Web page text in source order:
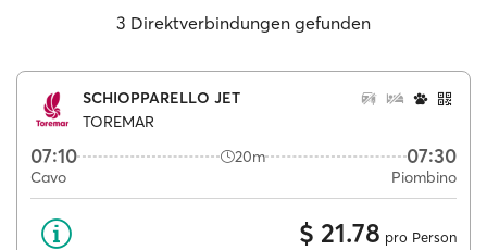
3 Direktverbindungen gefunden
SCHIOPPARELLO JET
TOREMAR
07:10 20m 07:30
Cavo Piombino
$ 21.78 pro Person